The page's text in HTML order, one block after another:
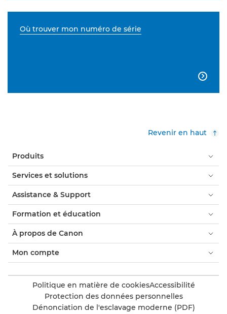
Où trouver mon numéro de série

Revenir en haut
Produits
Services et solutions
Assistance & Support
Formation et éducation
À propos de Canon
Mon compte
Politique en matière de cookiesAccessibilité
Protection des données personnelles
Dénonciation de l'esclavage moderne (PDF)